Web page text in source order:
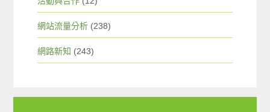
網站流量分析 (238)
網路新知 (243)